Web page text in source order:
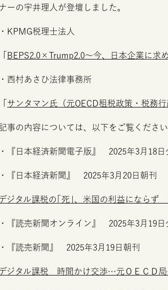
ナーの宇井理人が登壇しました。
・ KPMG税理士法人
BEPS2.0 ×Trump2.0～今、日本企業に求
・西村あさひ法律事務所
サンタマン氏（元OECD租税政策・税務
事の内容については、以下をご覧くださ
・『日本経済新聞電子版』 2025年3月18日
・『日本経済新聞』 2025年3月20日朝刊
ジタル課税の｢死｣、米国の利益にならず
・『読売新聞オンライン』 2025年3月19日
・『読売新聞』 2025年3月19日朝刊
ジタル課税 時間かけ交渉…元 ＯＥＣＤ